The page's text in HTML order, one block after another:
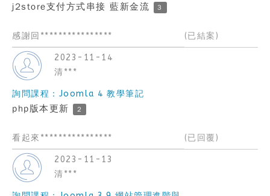
j2store支付方式串接 藍新金流 3
感謝回**************** (已結案)
2023-11-14
清***
詢問課程：Joomla 4 教學筆記
php版本更新 2
看起來**************** (已回覆)
2023-11-13
清***